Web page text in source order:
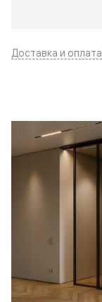
Доставка и оплата